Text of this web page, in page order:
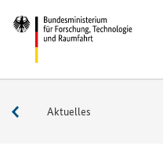
Direkt
zum
Inhalt
(Eingabetaste)
Direkt
zum
Hauptmenu
(Eingabetaste)
Direkt
zur
Suche
(Eingabetaste)
Direkt
zur
Fußleiste
(Enter)
Bundesministerium
Technologie
Service
Aktuelles